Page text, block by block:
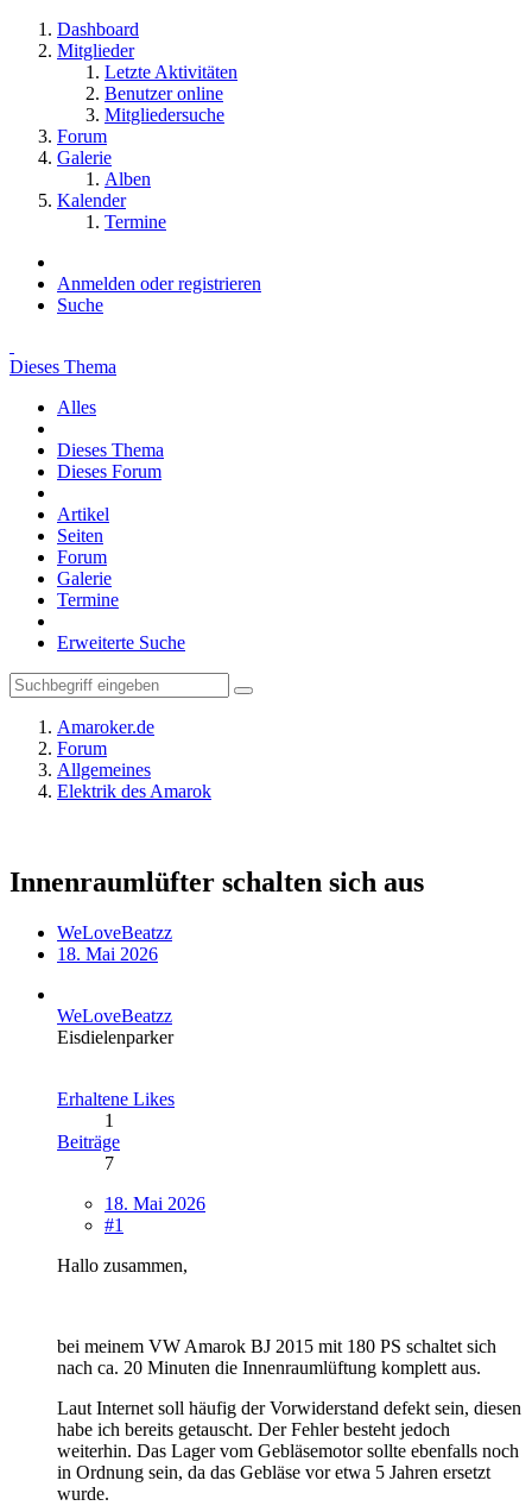
Dashboard
Mitglieder
Letzte Aktivitäten
Benutzer online
Mitgliedersuche
Forum
Galerie
Alben
Kalender
Termine
Anmelden oder registrieren
Suche
Dieses Thema
Alles
Dieses Thema
Dieses Forum
Artikel
Seiten
Forum
Galerie
Termine
Erweiterte Suche
Amaroker.de
Forum
Allgemeines
Elektrik des Amarok
Innenraumlüfter schalten sich aus
WeLoveBeatzz
18. Mai 2026
WeLoveBeatzz
Eisdielenparker
Erhaltene Likes
1
Beiträge
7
18. Mai 2026
#1
Hallo zusammen,
bei meinem VW Amarok BJ 2015 mit 180 PS schaltet sich
nach ca. 20 Minuten die Innenraumlüftung komplett aus.
Laut Internet soll häufig der Vorwiderstand defekt sein, diesen
habe ich bereits getauscht. Der Fehler besteht jedoch
weiterhin. Das Lager vom Gebläsemotor sollte ebenfalls noch
in Ordnung sein, da das Gebläse vor etwa 5 Jahren ersetzt
wurde.